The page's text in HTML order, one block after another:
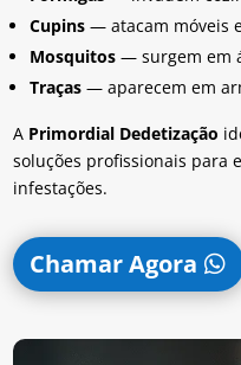
Cupins — atacam móveis
Mosquitos — surgem em
Traças — aparecem em
A Primordial Dedetização
soluções profissionais para
infestações.
Chamar Agora